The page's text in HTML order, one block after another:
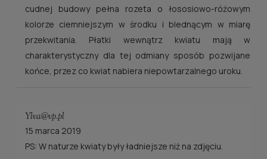
cudnej budowy pełna rozeta o łososiowo-różowym
kolorze ciemniejszym w środku i blednącym w miarę
przekwitania. Płatki wewnątrz kwiatu mają w
charakterystyczny dla tej odmiany sposób pozwijane
końce, przez co kwiat nabiera niepowtarzalnego uroku.
Ylva@vp.pl
15 marca 2019
PS: W naturze kwiaty były ładniejsze niż na zdjęciu.